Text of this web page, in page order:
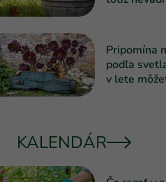
Pripomína
podľa
v lete
KALENDÁR